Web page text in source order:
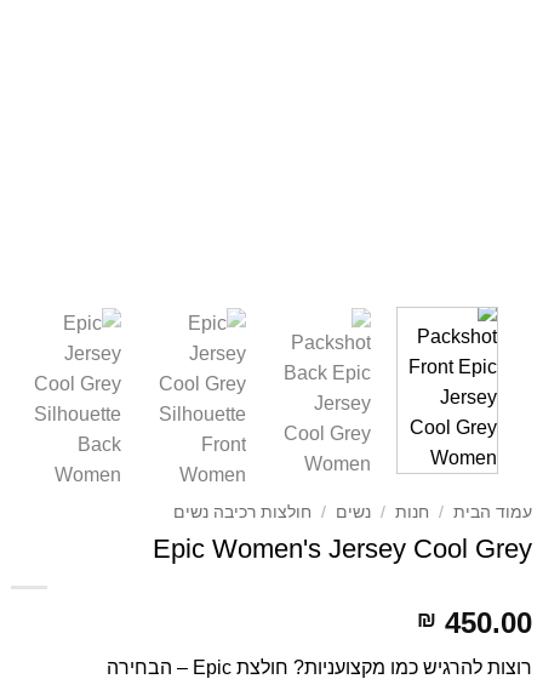
עמוד הבית / חנות / נשים / חולצות רכיבה נשים
Epic Women's Jersey Cool Grey
₪ 450.00
רוצות להרגיש כמו מקצועניות? חולצת Epic – הבחירה